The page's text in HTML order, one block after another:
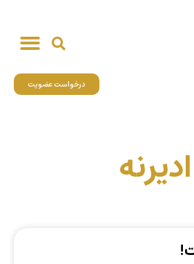
درخواست عضویت
ادیرنه